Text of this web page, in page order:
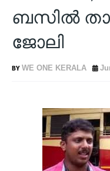
ബസിൽ
ജോലി
WE ONE KERALA